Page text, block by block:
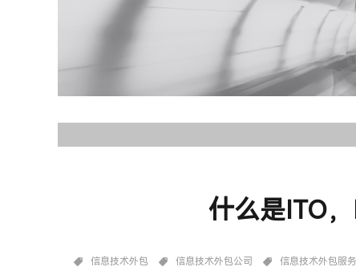
什么是ITO
信息技术外包 信息技术外包公司 信息技术外包服务